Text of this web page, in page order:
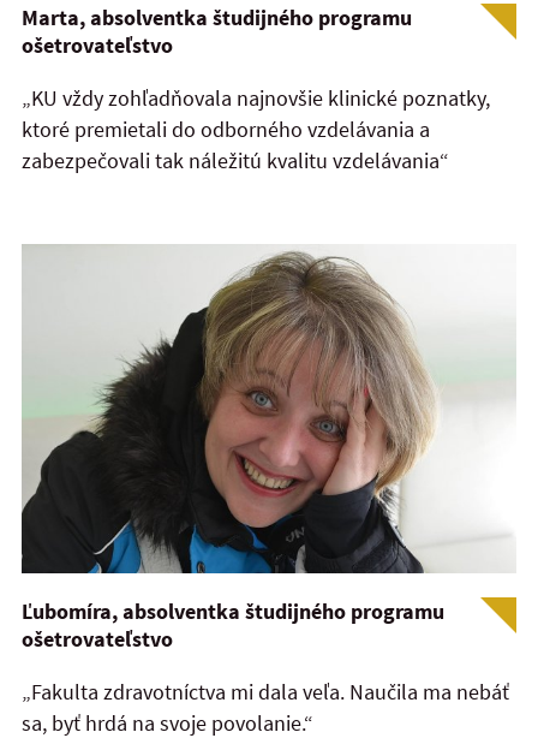
Marta, absolventka študijného programu
ošetrovateľstvo
„KU vždy zohľadňovala najnovšie klinické poznatky,
ktoré premietali do odborného vzdelávania a
zabezpečovali tak náležitú kvalitu vzdelávania“
Ľubomíra, absolventka študijného programu
ošetrovateľstvo
„Fakulta zdravotníctva mi dala veľa. Naučila ma nebáť
sa, byť hrdá na svoje povolanie.“